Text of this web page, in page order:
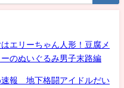
エリーちゃん人形！豆腐メ
のぬいぐるみ男子末路編
報 地下格闘アイドルだい